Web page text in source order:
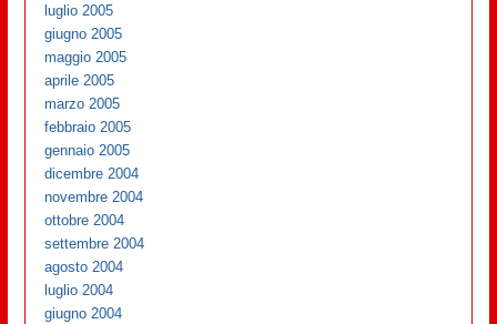
luglio 2005
giugno 2005
maggio 2005
aprile 2005
marzo 2005
febbraio 2005
gennaio 2005
dicembre 2004
novembre 2004
ottobre 2004
settembre 2004
agosto 2004
luglio 2004
giugno 2004